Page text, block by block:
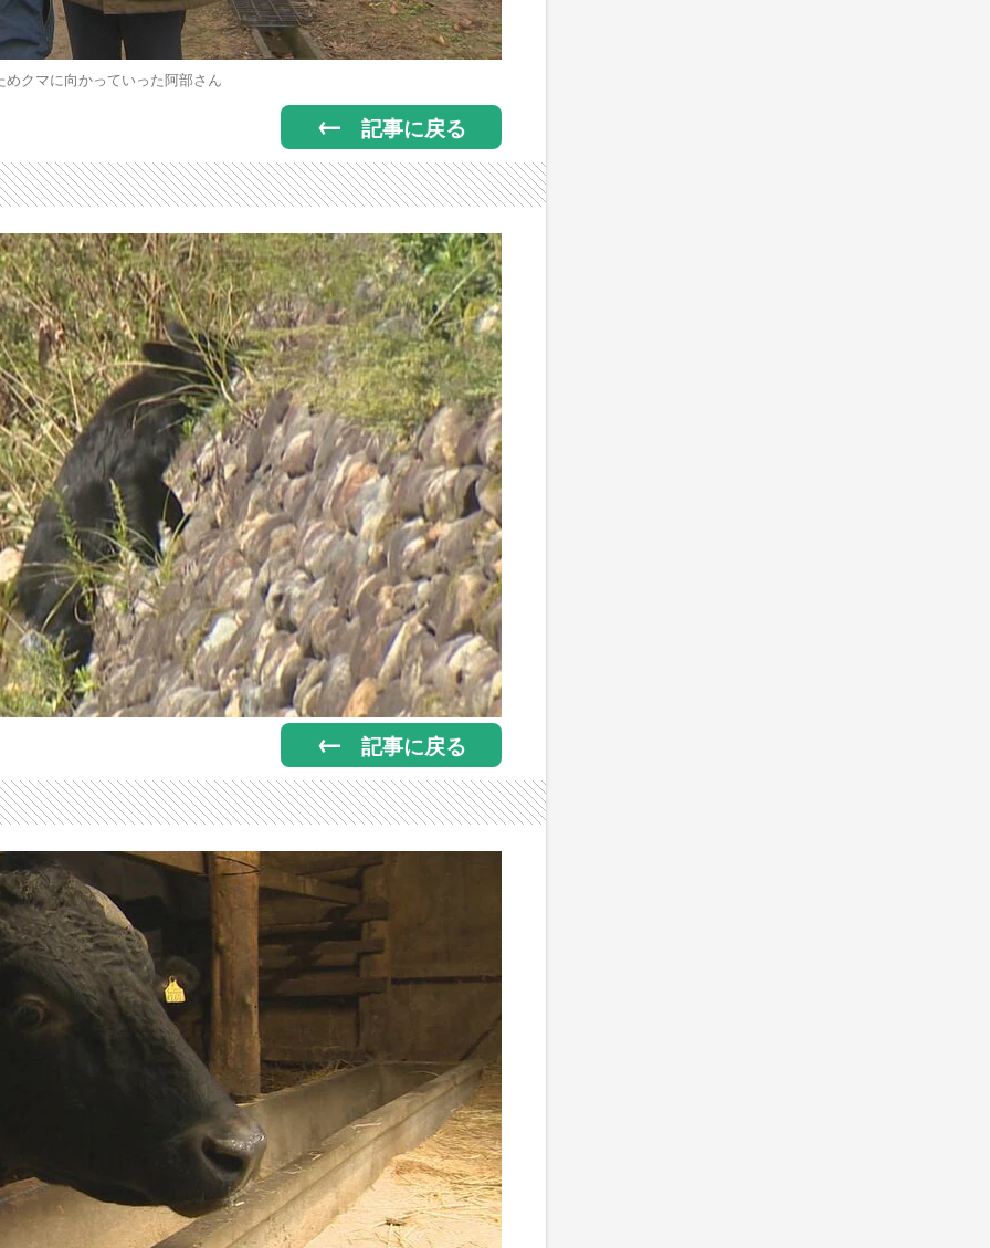
めクマに向かっていった阿部さん
記事に戻る
記事に戻る